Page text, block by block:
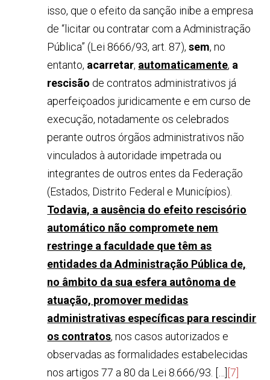
isso, que o efeito da sanção inibe a empresa
de “licitar ou contratar com a Administração
Pública” (Lei 8666/93, art. 87),sem, no
entanto, acarretar, automaticamente, a
rescisão de contratos administrativos já
aperfeiçoados juridicamente e em curso de
execução, notadamente os celebrados
perante outros órgãos administrativos não
vinculados à autoridade impetrada ou
integrantes de outros entes da Federação
(Estados, Distrito Federal e Municípios).
Todavia, a ausência do efeito rescisório
automático não compromete nem
restringe a faculdade que têm as
entidades da Administração Pública de,
no âmbito da sua esfera autônoma de
atuação, promover medidas
administrativas específicas para rescindir
os contratos, nos casos autorizados e
observadas as formalidades estabelecidas
nos artigos 77 a 80 da Lei 8.666/93. […]
[7]